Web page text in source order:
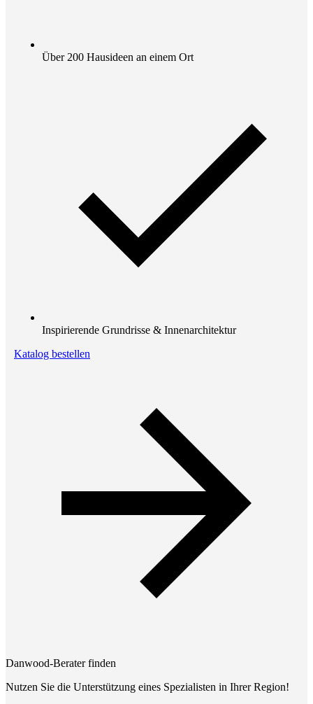
Über 200 Hausideen an einem Ort
Inspirierende Grundrisse & Innenarchitektur
Katalog bestellen
Danwood-Berater finden
Nutzen Sie die Unterstützung eines Spezialisten in Ihrer Region!